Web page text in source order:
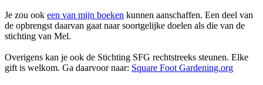
Je zou ook een van mijn boeken kunnen aanschaffen. Een deel van
de opbrengst daarvan gaat naar soortgelijke doelen als die van de
stichting van Mel.
Overigens kan je ook de Stichting SFG rechtstreeks steunen. Elke
gift is welkom. Ga daarvoor naar: Square Foot Gardening.org